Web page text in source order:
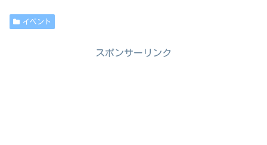
イベント
スポンサーリンク